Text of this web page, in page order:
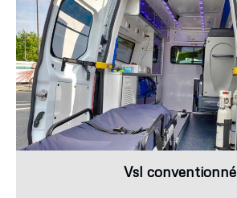
Vsl conventionné